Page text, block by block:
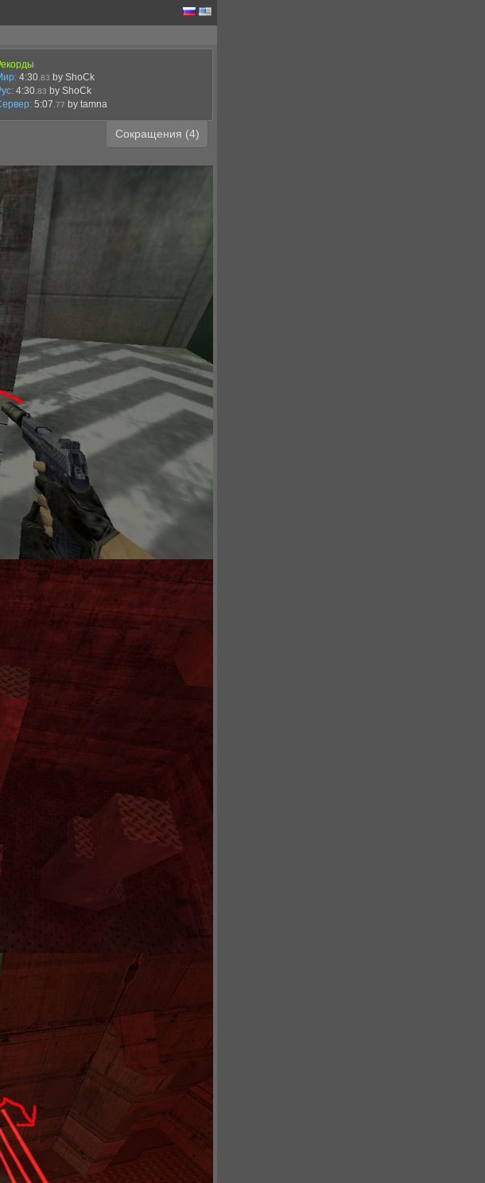
4:30 .83 by ShoCk
4:30 .83 by ShoCk
5:07 .77 by tamna
Сокращения (4)